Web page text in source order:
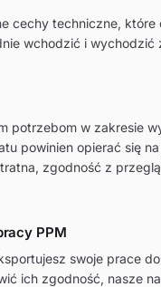
cechy techniczne,
wchodzić i
potrzebom w zakresie
powinien opierać się
zgodność z
PPM
swoje prace
ich zgodność, nasze